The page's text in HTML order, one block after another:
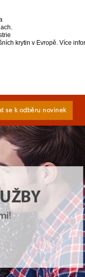
krytin v Evropě. Více
se k odběru novinek